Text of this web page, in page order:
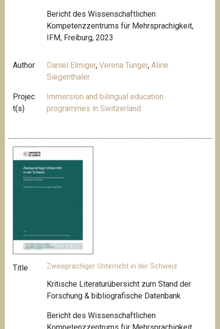
Bericht des Wissenschaftlichen
Kompetenzzentrums für Mehrsprachigkeit,
IFM, Freiburg, 2023
Author Daniel Elmiger,Verena Tunger,Aline
Siegenthaler
Projec
t(s)
Immersion and bilingual education
programmes in Switzerland
Title Zweisprachiger Unterricht in der Schweiz
Kritische Literaturübersicht zum Stand der
Forschung & bibliografische Datenbank
Bericht des Wissenschaftlichen